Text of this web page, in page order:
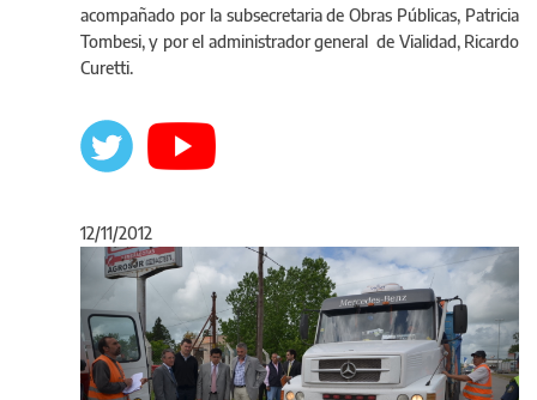
acompañado por la subsecretaria de Obras Públicas, Patricia
Tombesi, y por el administrador general de Vialidad, Ricardo
Curetti.
12/11/2012
Anterior